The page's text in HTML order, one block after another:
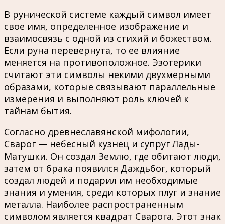
В рунической системе каждый символ имеет
свое имя, определенное изображение и
взаимосвязь с одной из стихий и божеством.
Если руна перевернута, то ее влияние
меняется на противоположное. Эзотерики
считают эти символы некими двухмерными
образами, которые связывают параллельные
измерения и выполняют роль ключей к
тайнам бытия.
Согласно древнеславянской мифологии,
Сварог — небесный кузнец и супруг Лады-
Матушки. Он создал Землю, где обитают люди,
затем от брака появился Даждьбог, который
создал людей и подарил им необходимые
знания и умения, среди которых плуг и знание
металла. Наиболее распространенным
символом является квадрат Сварога. Этот знак